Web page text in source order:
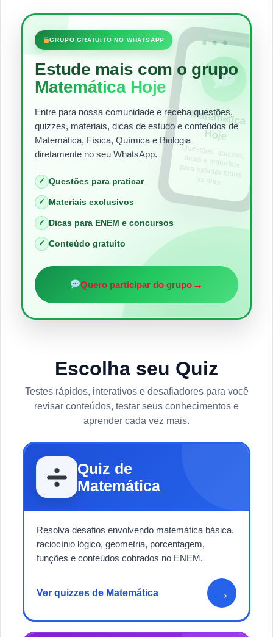
•••
GRUPO GRATUITO NO WHATSAPP
Estude mais com o grupo
Matemática Hoje
Entre para nossa comunidade e receba questões,
quizzes, materiais, dicas de estudo e conteúdos de
Matemática, Física, Química e Biologia
diretamente no seu WhatsApp.
✓ Questões para praticar
✓ Materiais exclusivos
✓ Dicas para ENEM e concursos
✓ Conteúdo gratuito
Quero participar do grupo→
Matem
ática
Hoje
Questões, quizzes,
dicas e materiais
para estudar todos
os dias.
Escolha seu Quiz
Testes rápidos, interativos e desafiadores para você
revisar conteúdos, testar seus conhecimentos e
aprender cada vez mais.
Quiz de
Matemática
Resolva desafios envolvendo matemática básica,
raciocínio lógico, geometria, porcentagem,
funções e conteúdos cobrados no ENEM.
Ver quizzes de Matemática →